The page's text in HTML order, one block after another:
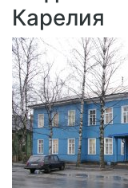
Карелия